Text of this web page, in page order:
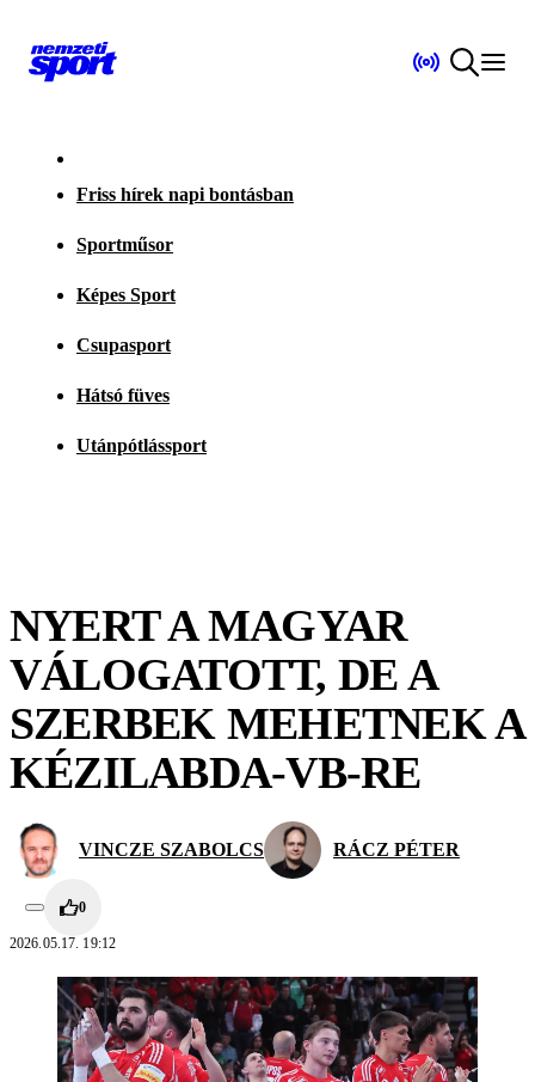
Friss hírek napi bontásban
Sportműsor
Képes Sport
Csupasport
Hátsó füves
Utánpótlássport
NYERT A MAGYAR
VÁLOGATOTT, DE A
SZERBEK MEHETNEK A
KÉZILABDA-VB-RE
VINCZE SZABOLCS RÁCZ PÉTER
0
2026.05.17. 19:12